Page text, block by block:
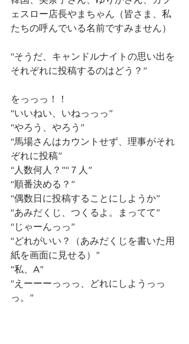
ェスロー店長やまちゃん（皆さま、私
たちの呼んでいる名前ですみません）
“そうだ、キャンドルナイトの思い出を
それぞれに投稿するのはどう？”
をっっっ！！
“いいねい、いねっっっ”
“やろう、やろう”
“馬場さんはカウントせず、理事がそれ
ぞれに投稿”
“人数何人？”“７人”
“順番決める？”
“偶数日に投稿することにしようか”
“あみだくじ、つくるよ。まってて”
“じゃーんっっ”
“どれがいい？（あみだくじを書いた用
紙を画面に見せる）”
“私、A”
“えーーーっっっ、どれにしようっっ
っ。”